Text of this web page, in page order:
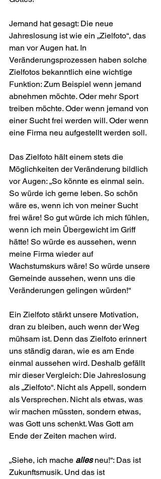
Jemand hat gesagt: Die neue
Jahreslosung ist wie ein „Ziel­foto“, das
man vor Augen hat. In
Veränderungsprozessen haben solche
Zielfotos bekanntlich eine wichtige
Funktion: Zum Beispiel wenn jemand
abnehmen möchte. Oder mehr Sport
treiben möchte. Oder wenn jemand von
einer Sucht frei werden will. Oder wenn
eine Firma neu aufgestellt werden soll.
Das Zielfoto hält einem stets die
Möglichkeiten der Verände­rung bildlich
vor Augen: „So könnte es einmal sein.
So würde ich gerne leben. So schön
wäre es, wenn ich von meiner Sucht
frei wäre! So gut würde ich mich fühlen,
wenn ich mein Übergewicht im Griff
hätte! So würde es aussehen, wenn
meine Firma wieder auf
Wachstumskurs wäre! So würde unsere
Gemeinde aussehen, wenn uns die
Veränderungen gelingen würden!“
Ein Zielfoto stärkt unsere Motivation,
dran zu bleiben, auch wenn der Weg
mühsam ist. Denn das Zielfoto erinnert
uns ständig daran, wie es am Ende
einmal aussehen wird. Deshalb gefällt
mir dieser Vergleich: Die Jahreslosung
als „Zielfoto“. Nicht als Appell, sondern
als Versprechen. Nicht als etwas, was
wir machen müssten, sondern etwas,
was Gott uns schenkt. Was Gott am
Ende der Zeiten machen wird.
„Siehe, ich mache alles neu!“: Das ist
Zukunftsmusik. Und das ist